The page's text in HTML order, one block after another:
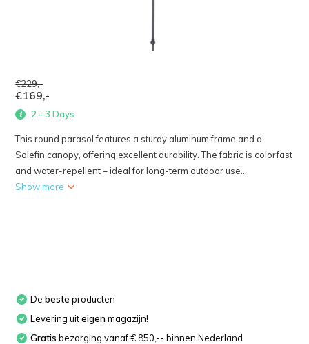
€229,-
€169,-
2 - 3 Days
This round parasol features a sturdy aluminum frame and a
Solefin canopy, offering excellent durability. The fabric is colorfast
and water-repellent – ideal for long-term outdoor use....
Show more
Debeste producten
Levering uiteigen magazijn!
Gratis bezorging vanaf € 850,-- binnen Nederland